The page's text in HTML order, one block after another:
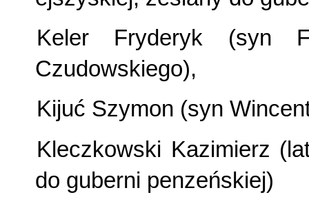
Keler Fryderyk (syn
Czudowskiego),
Kijuć Szymon (syn
Kleczkowski Kazimierz
do guberni penzeńskiej)